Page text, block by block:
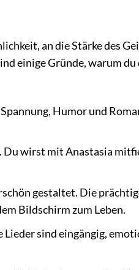
an die Stärke des
einige Gründe, warum
Humor und
wirst mit Anastasia
gestaltet. Die
Bildschirm zum Leben.
sind eingängig,